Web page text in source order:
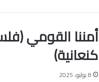
أمننا القومي
كنعانية)
8 يوليو، 2025